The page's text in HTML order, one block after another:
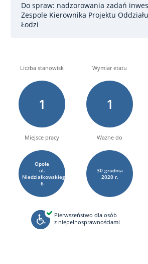
Do spraw: nadzorowania zadań
Zespole Kierownika Projektu
Łodzi
Liczba stanowisk
1
Wymiar etatu
1
Miejsce pracy
Opole
ul.
Niedziałkowskiego
6
Ważne do
30 grudnia
2020 r.
Pierwszeństwo dla osób
z niepełnosprawnościami